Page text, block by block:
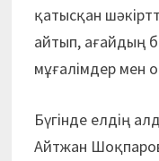
қатысқан
айтып, ағайдың
мұғалімдер мен
Бүгінде елдің
Айтжан